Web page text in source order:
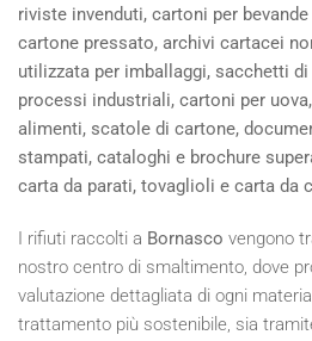
riviste invenduti, cartoni per
cartone pressato, archivi cartacei
utilizzata per imballaggi, sacchetti
processi industriali, cartoni per
alimenti, scatole di cartone,
stampati, cataloghi e brochure
carta da parati, tovaglioli e carta da
I rifiuti raccolti a Bornasco vengono
nostro centro di smaltimento, dove
valutazione dettagliata di ogni
trattamento più sostenibile, sia